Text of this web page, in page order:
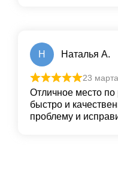
Н Наталья А.
23 марта
Отличное место
быстро и
проблему и